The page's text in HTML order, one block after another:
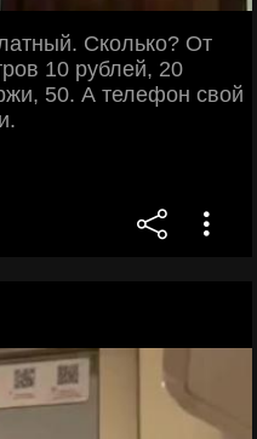
Сколько? От
10 рублей, 20
50. А телефон свой